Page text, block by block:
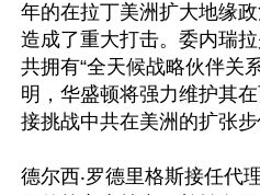
年的在拉丁美洲扩大地缘
造成了重大打击。委内瑞
共拥有“全天候战略伙伴关
明，华盛顿将强力维护其
接挑战中共在美洲的扩张步
德尔西‧罗德里格斯接任代